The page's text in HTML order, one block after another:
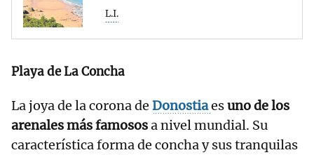
L.I.
Playa de La Concha
La joya de la corona de Donostiaesuno de los
arenales más famososa nivel mundial. Su
característica forma de concha y sus tranquilas